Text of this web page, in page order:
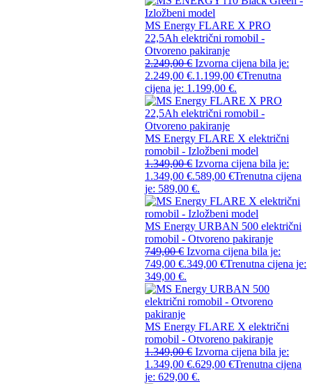
MS Energy FLARE X PRO
22,5Ah električni romobil -
Otvoreno pakiranje
2.249,00€ Izvorna cijena bila je:
2.249,00 €.1.199,00 €Trenutna
cijena je: 1.199,00 €.
MS Energy FLARE X električni
romobil - Izložbeni model
1.349,00€ Izvorna cijena bila je:
1.349,00 €.589,00 €Trenutna cijena
je: 589,00 €.
MS Energy URBAN 500 električni
romobil - Otvoreno pakiranje
749,00€ Izvorna cijena bila je:
749,00 €.349,00 €Trenutna cijena je:
349,00 €.
MS Energy FLARE X električni
romobil - Otvoreno pakiranje
1.349,00€ Izvorna cijena bila je:
1.349,00 €.629,00 €Trenutna cijena
je: 629,00 €.